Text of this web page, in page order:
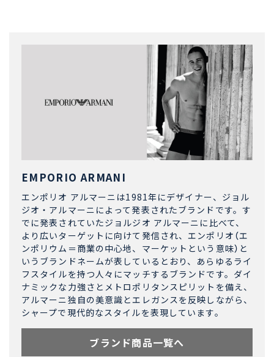
EMPORIO ARMANI
エンポリオ アルマーニは1981年にデザイナー、ジョル
ジオ・アルマーニによって発表されたブランドです。す
でに発表されていたジョルジオ アルマーニに比べて、
より広いターゲットに向けて発信され、エンポリオ（エ
ンポリウム＝商業の中心地、マーケットという意味）と
いうブランドネームが表しているとおり、あらゆるライ
フスタイルを持つ人々にマッチするブランドです。ダイ
ナミックな力強さとメトロポリタンスピリットを備え、
アルマーニ独自の美意識とエレガンスを反映しながら、
シャープで現代的なスタイルを表現しています。
ブランド商品一覧へ